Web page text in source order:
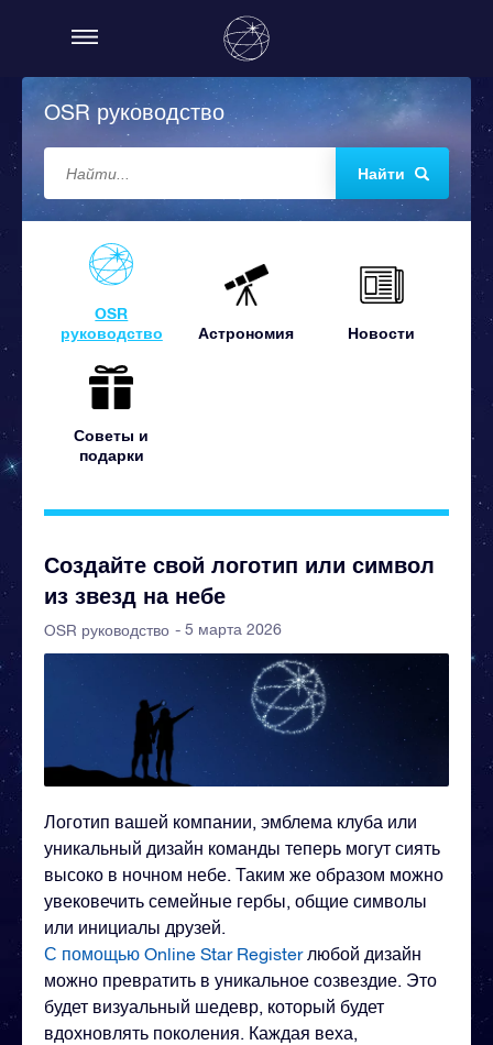
OSR руководство
Найти
OSR
руководство
Астрономия Новости
Советы и
подарки
Создайте свой логотип или символ
из звезд на небе
OSR руководство - 5 марта 2026
Логотип вашей компании, эмблема клуба или
уникальный дизайн команды теперь могут сиять
высоко в ночном небе. Таким же образом можно
увековечить семейные гербы, общие символы
или инициалы друзей.
С помощью Online Star Registerлюбой дизайн
можно превратить в уникальное созвездие. Это
будет визуальный шедевр, который будет
вдохновлять поколения. Каждая веха,